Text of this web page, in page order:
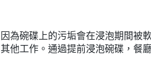
因為碗碟上的污垢會在浸泡期間被
其他工作。通過提前浸泡碗碟，餐